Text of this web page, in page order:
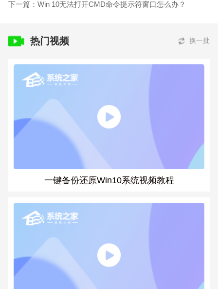
下一篇：Win 10无法打开CMD命令提示符窗口怎么办？
热门视频 换一批
一键备份还原Win10系统视频教程